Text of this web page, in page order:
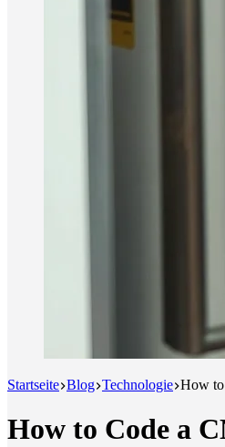
Startseite Blog Technologie How
How to Code a